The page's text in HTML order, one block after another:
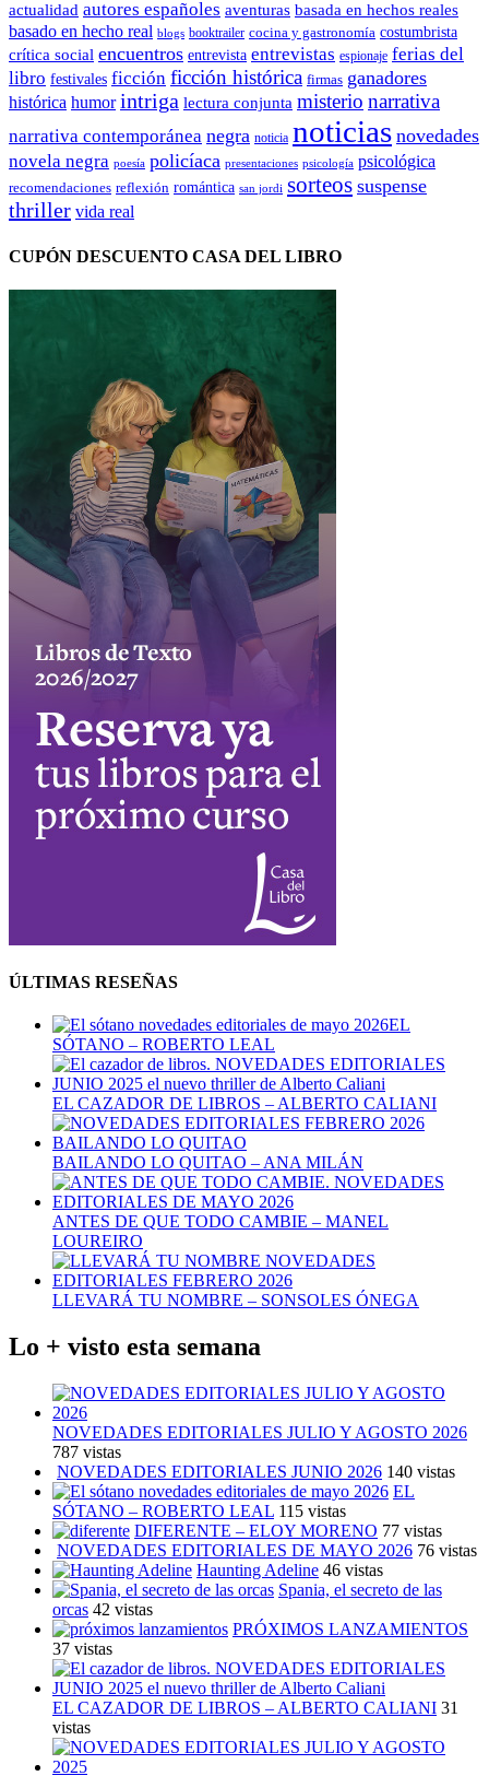
actualidad autores españoles aventuras basada en hechos reales
basado en hecho real blogs booktrailer cocina y gastronomía costumbrista
crítica social encuentros entrevista entrevistas espionaje ferias del
libro festivales ficción ficción histórica firmas ganadores
histórica humor intriga lectura conjunta misterio narrativa
narrativa contemporánea negra noticia noticias novedades
novela negra poesía policíaca presentaciones psicología psicológica
recomendaciones reflexión romántica san jordi sorteos suspense
thriller vida real
CUPÓN DESCUENTO CASA DEL LIBRO
ÚLTIMAS RESEÑAS
EL
SÓTANO – ROBERTO LEAL
EL CAZADOR DE LIBROS – ALBERTO CALIANI
BAILANDO LO QUITAO – ANA MILÁN
ANTES DE QUE TODO CAMBIE – MANEL
LOUREIRO
LLEVARÁ TU NOMBRE – SONSOLES ÓNEGA
Lo + visto esta semana
NOVEDADES EDITORIALES JULIO Y AGOSTO 2026
787 vistas
NOVEDADES EDITORIALES JUNIO 2026 140 vistas
EL
SÓTANO – ROBERTO LEAL 115 vistas
DIFERENTE – ELOY MORENO 77 vistas
NOVEDADES EDITORIALES DE MAYO 2026 76 vistas
Haunting Adeline 46 vistas
Spania, el secreto de las
orcas 42 vistas
PRÓXIMOS LANZAMIENTOS
37 vistas
EL CAZADOR DE LIBROS – ALBERTO CALIANI 31
vistas